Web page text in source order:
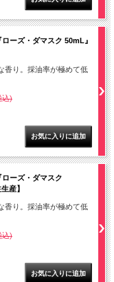
ーズ・ダマスク 50mL』
香り。採油率が極めて低
込)
ーズ・ダマスク
産】
香り。採油率が極めて低
込)